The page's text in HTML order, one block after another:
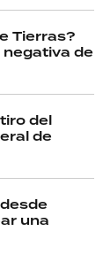
Tierras?
negativa de
del
de
una